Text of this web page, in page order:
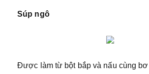
Súp ngô
Được làm từ bột bắp và nấu cùng bơ